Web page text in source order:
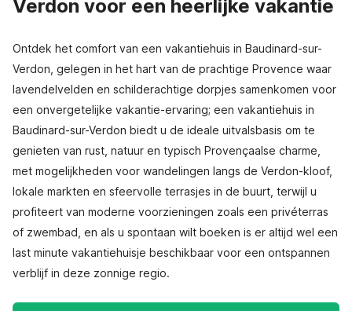
Verdon voor een heerlijke vakantie
Ontdek het comfort van een vakantiehuis in Baudinard-sur-
Verdon, gelegen in het hart van de prachtige Provence waar
lavendelvelden en schilderachtige dorpjes samenkomen voor
een onvergetelijke vakantie-ervaring; een vakantiehuis in
Baudinard-sur-Verdon biedt u de ideale uitvalsbasis om te
genieten van rust, natuur en typisch Provençaalse charme,
met mogelijkheden voor wandelingen langs de Verdon-kloof,
lokale markten en sfeervolle terrasjes in de buurt, terwijl u
profiteert van moderne voorzieningen zoals een privéterras
of zwembad, en als u spontaan wilt boeken is er altijd wel een
last minute vakantiehuisje beschikbaar voor een ontspannen
verblijf in deze zonnige regio.